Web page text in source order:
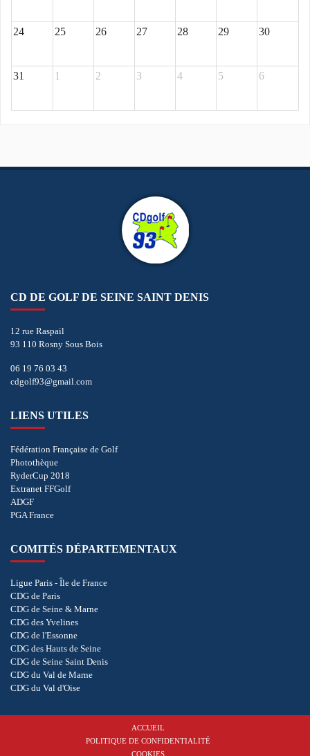
24 25 26 27 28 29 30
31 1 2 3 4 5 6
CD DE GOLF DE SEINE SAINT DENIS
12 rue Raspail
93 110 Rosny Sous Bois
06 19 76 03 43
cdgolf93@gmail.com
LIENS UTILES
Fédération Française de Golf
Photothèque
RyderCup 2018
Extranet FFGolf
ADGF
PGA France
COMITÉS DÉPARTEMENTAUX
Ligue Paris - Île de France
CDG de Paris
CDG de Seine & Marne
CDG des Yvelines
CDG de l'Essonne
CDG des Hauts de Seine
CDG de Seine Saint Denis
CDG du Val de Marne
CDG du Val d'Oise
ACCUEIL
POLITIQUE DE CONFIDENTIALITÉ
COOKIES